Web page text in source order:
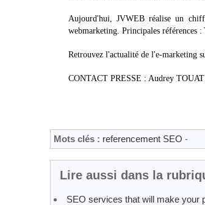
Aujourd'hui, JVWEB réalise un
webmarketing. Principales références
Retrouvez l'actualité de l'e-marketing
CONTACT PRESSE : Audrey
Mots clés : referencement SEO -
Lire aussi dans la
SEO services that will make your